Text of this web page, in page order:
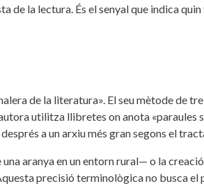
de la lectura. És el senyal que indica quin
de la literatura». El seu mètode de
utilitza llibretes on anota «paraules
a un arxiu més gran segons el
aranya en un entorn rural— o la
precisió terminològica no busca